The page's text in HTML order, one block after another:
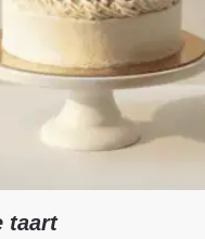
taart